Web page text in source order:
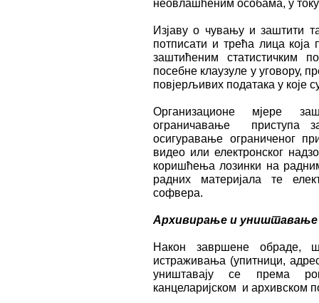
неовлашћеним особама, у
Изјаву о чувању и заштити
потписати и трећа лица
заштићеним статистичким
посебне клаузуле у уговору,
повјерљивих података у које
Организационе мјере
ограничавање приступа
осигуравање ограниченог
видео или електронског
коришћења лозинки на
радних материјала те
софвера.
Архивирање и уништавање
Након завршене обраде,
истраживања (упитници,
уништавају се према
канцеларијском и архивском